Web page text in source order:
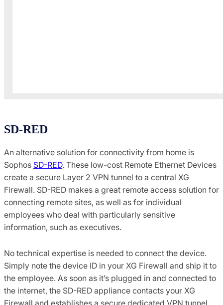
SD-RED
An alternative solution for connectivity from home is
Sophos SD-RED. These low-cost Remote Ethernet Devices
create a secure Layer 2 VPN tunnel to a central XG
Firewall. SD-RED makes a great remote access solution for
connecting remote sites, as well as for individual
employees who deal with particularly sensitive
information, such as executives.
No technical expertise is needed to connect the device.
Simply note the device ID in your XG Firewall and ship it to
the employee. As soon as it’s plugged in and connected to
the internet, the SD-RED appliance contacts your XG
Firewall and establishes a secure dedicated VPN tunnel.